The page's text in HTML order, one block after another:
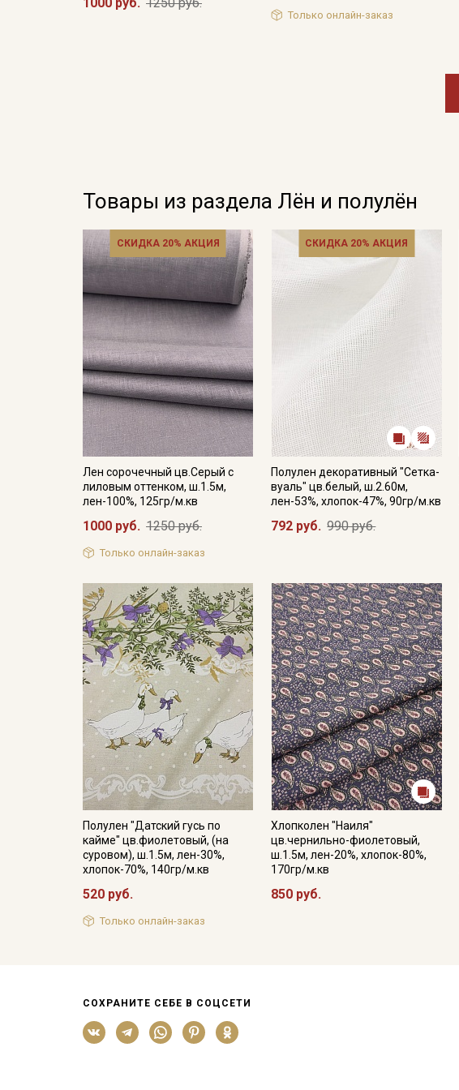
Только онлайн-заказ
Товары из раздела Лён и полулён
СКИДКА 20% АКЦИЯ
Лен сорочечный цв.Серый с
лиловым оттенком, ш.1.5м,
лен-100%, 125гр/м.кв
1000 руб. 1250 руб.
Только онлайн-заказ
СКИДКА 20% АКЦИЯ
Полулен декоративный "Сетка-
вуаль" цв.белый, ш.2.60м,
лен-53%, хлопок-47%, 90гр/м.кв
792 руб. 990 руб.
Полулен "Датский гусь по
кайме" цв.фиолетовый, (на
суровом), ш.1.5м, лен-30%,
хлопок-70%, 140гр/м.кв
520 руб.
Только онлайн-заказ
Хлопколен "Наиля"
цв.чернильно-фиолетовый,
ш.1.5м, лен-20%, хлопок-80%,
170гр/м.кв
850 руб.
СОХРАНИТЕ СЕБЕ В СОЦСЕТИ